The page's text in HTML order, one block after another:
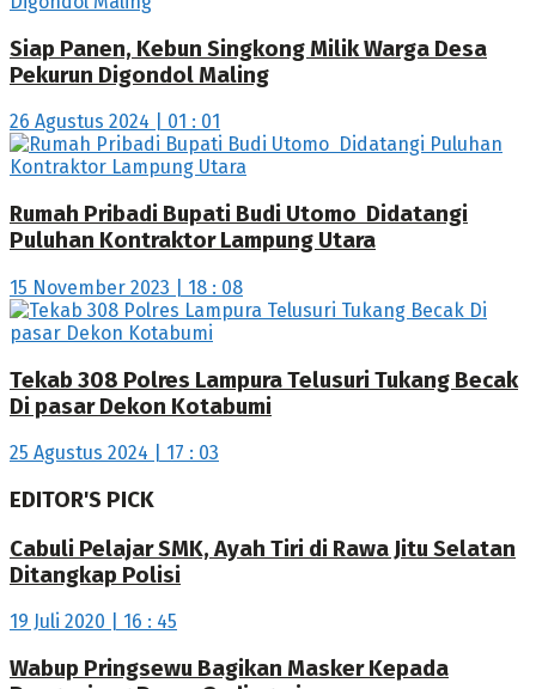
Siap Panen, Kebun Singkong Milik Warga Desa
Pekurun Digondol Maling
26 Agustus 2024 | 01 : 01
Rumah Pribadi Bupati Budi Utomo Didatangi
Puluhan Kontraktor Lampung Utara
15 November 2023 | 18 : 08
Tekab 308 Polres Lampura Telusuri Tukang Becak
Di pasar Dekon Kotabumi
25 Agustus 2024 | 17 : 03
EDITOR'S PICK
Cabuli Pelajar SMK, Ayah Tiri di Rawa Jitu Selatan
Ditangkap Polisi
19 Juli 2020 | 16 : 45
Wabup Pringsewu Bagikan Masker Kepada